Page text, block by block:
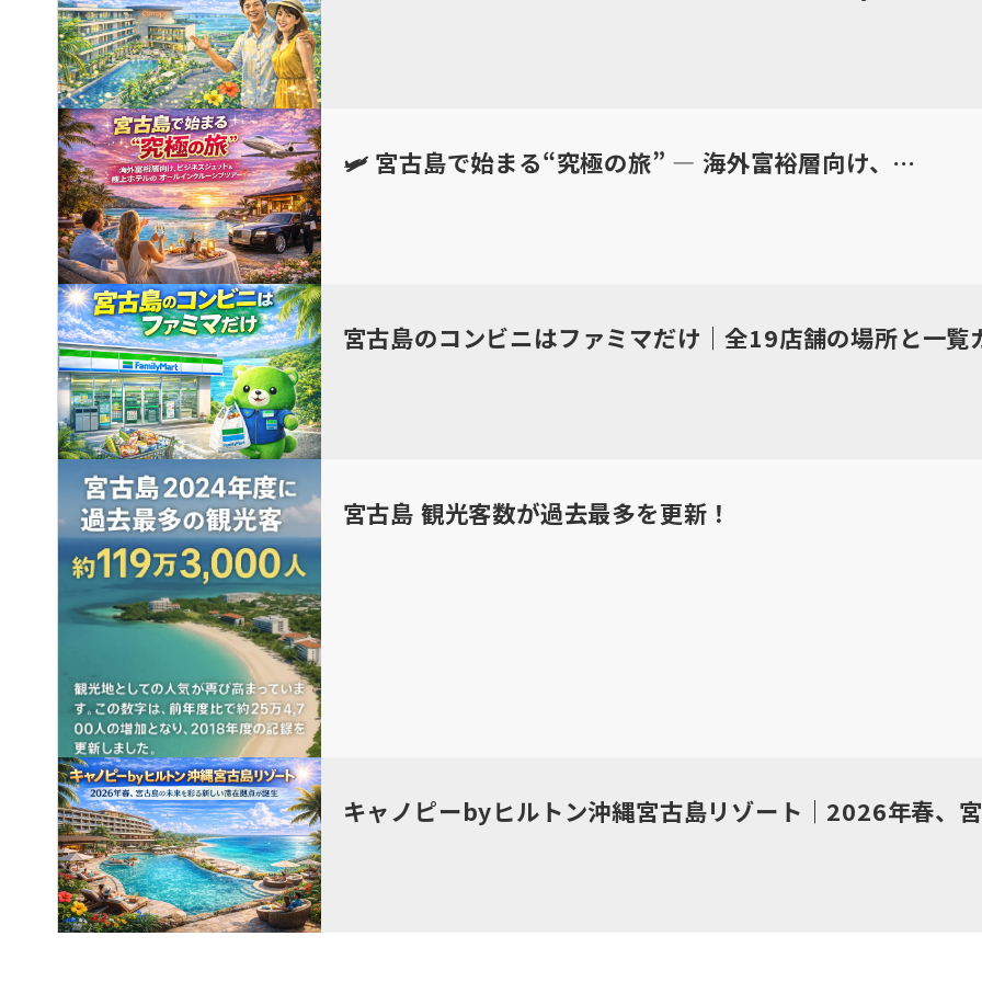
🛩 宮古島で始まる“究極の旅” — 海外富裕層向け、…
宮古島のコンビニはファミマだけ｜全19店舗の場所と一覧
宮古島 観光客数が過去最多を更新！
キャノピーbyヒルトン沖縄宮古島リゾート｜2026年春、